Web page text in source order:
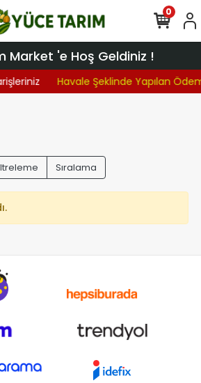
Market 'e Hoş Geldiniz !
Havale Şeklinde Yapılan
0
Sıralama